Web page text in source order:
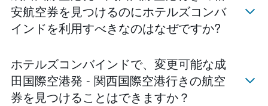
安航空券を見つけるのにホテルズコンバ
インドを利用すべきなのはなぜですか?
ホテルズコンバインド​で、変更可能な成
田国際空港発 - 関西国際空港​行きの航空
券を見つけることはできますか？